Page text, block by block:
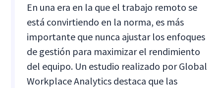
En una era en la que el trabajo remoto se
está convirtiendo en la norma, es más
importante que nunca ajustar los enfoques
de gestión para maximizar el rendimiento
del equipo. Un estudio realizado por Global
Workplace Analytics destaca que las